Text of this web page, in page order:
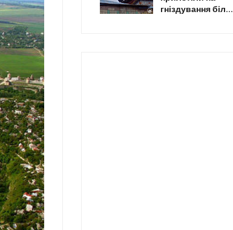
гніздування біл...